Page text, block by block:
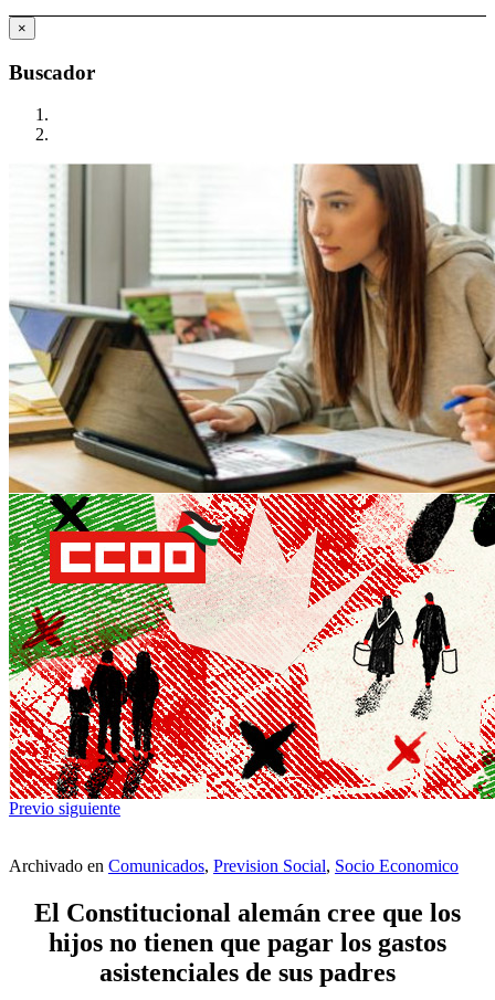
×
Buscador
Previo siguiente
Archivado en Comunicados, Prevision Social, Socio Economico
El Constitucional alemán cree que los
hijos no tienen que pagar los gastos
asistenciales de sus padres